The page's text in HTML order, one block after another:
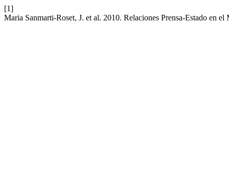
[1]
Maria Sanmarti-Roset, J. et al. 2010. Relaciones Prensa-Estado en